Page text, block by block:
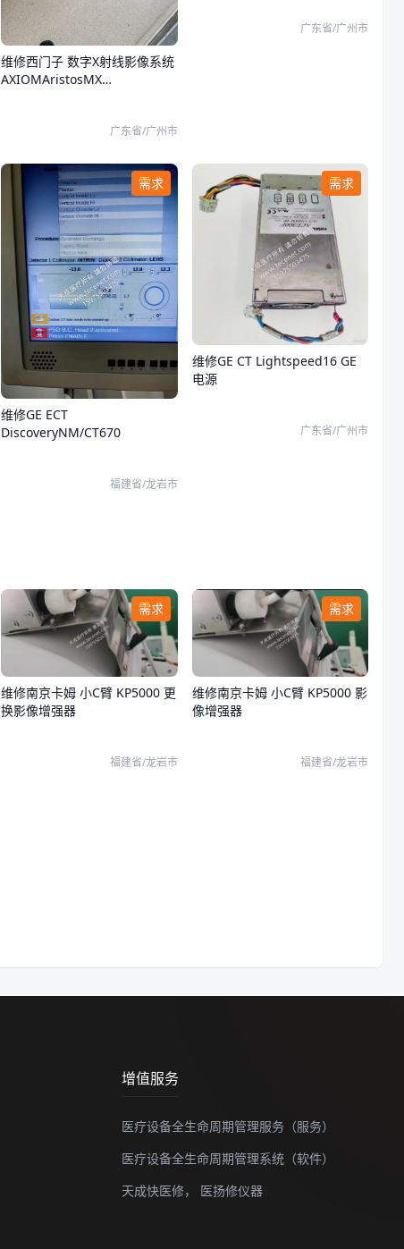
维修西门子 数字X射线影像系统
AXIOMAristosMX
广东省/广州市
广东省/广州市
需求
维修GE ECT
DiscoveryNM/CT670
福建省/龙岩市
需求
维修GE CT Lightspeed16 GE
电源
广东省/广州市
需求
维修南京卡姆 小C臂 KP5000 更
换影像增强器
福建省/龙岩市
需求
维修南京卡姆 小C臂 KP5000 影
像增强器
福建省/龙岩市
增值服务
医疗设备全生命周期管理服务（服务）
医疗设备全生命周期管理系统（软件）
天成快医修，
医扬修仪器